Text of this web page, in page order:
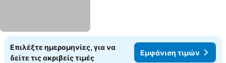
Επιλέξτε ημερομηνίες, για να
δείτε τις ακριβείς τιμές
Εμφάνιση τιμών